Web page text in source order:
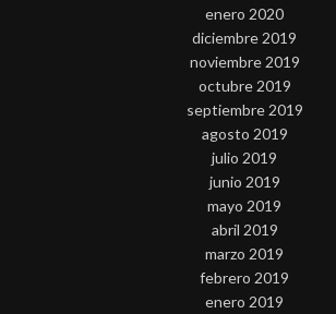
enero 2020
diciembre 2019
noviembre 2019
octubre 2019
septiembre 2019
agosto 2019
julio 2019
junio 2019
mayo 2019
abril 2019
marzo 2019
febrero 2019
enero 2019